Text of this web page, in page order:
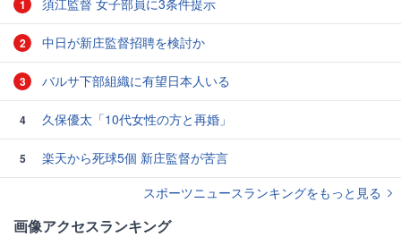
1
2 中日が新庄監督招聘を検討か
3 バルサ下部組織に有望日本人いる
4 久保優太「10代女性の方と再婚」
5
楽天から死球5個 新庄監督が苦言
スポーツニュースランキングをもっと見る
画像アクセスランキング